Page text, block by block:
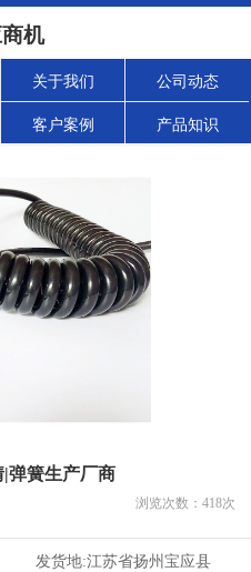
机
关于我们 公司动态
客户案例 产品知识
弹簧生产厂商
浏览次数： 418次
发货地:江苏省扬州宝应县